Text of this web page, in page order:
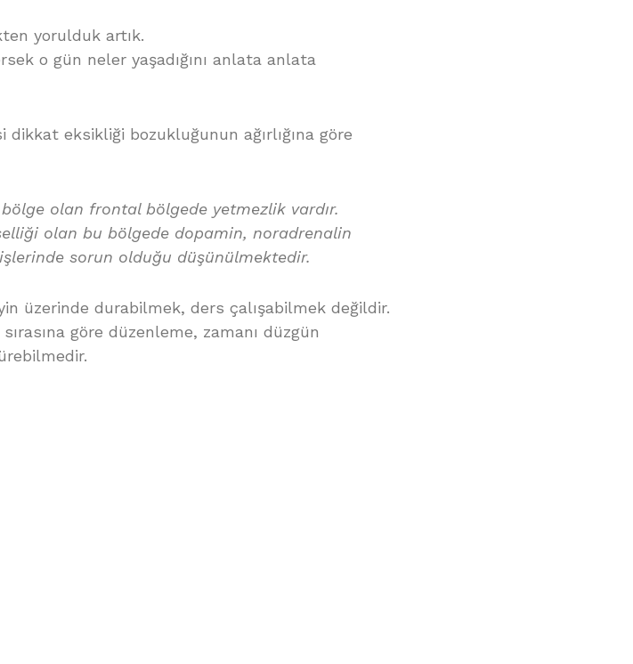
yorulduk artık.
o gün neler yaşadığını anlata anlata
eksikliği bozukluğunun ağırlığına göre
olan frontal bölgede yetmezlik vardır.
olan bu bölgede dopamin, noradrenalin
sorun olduğu düşünülmektedir.
üzerinde durabilmek, ders çalışabilmek değildir.
göre düzenleme, zamanı düzgün